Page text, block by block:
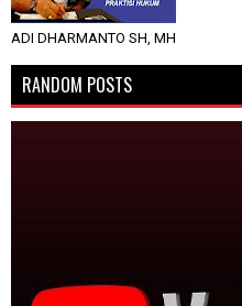
ADI DHARMANTO SH, MH
RANDOM POSTS